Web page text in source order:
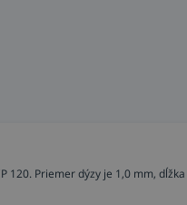
120. Priemer dýzy je 1,0 mm,